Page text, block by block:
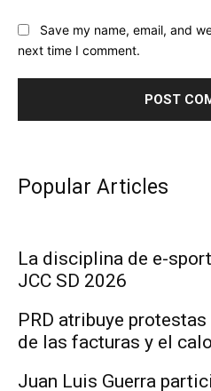
Save my name, email, and
next time I comment.
Popular Articles
La disciplina de e-
JCC SD 2026
PRD atribuye
de las facturas y el
Juan Luis Guerra